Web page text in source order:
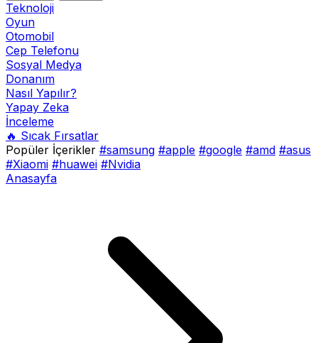
Teknoloji
Oyun
Otomobil
Cep Telefonu
Sosyal Medya
Donanım
Nasıl Yapılır?
Yapay Zeka
İnceleme
🔥 Sıcak Fırsatlar
Popüler İçerikler #samsung #apple #google #amd #asus
#Xiaomi #huawei #Nvidia
Anasayfa